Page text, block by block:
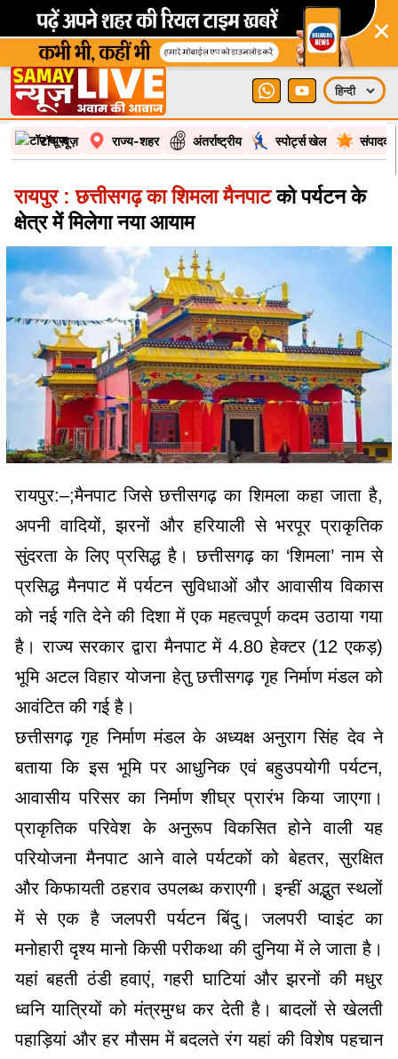
×
टॉप न्यूज़ राज्य-शहर अंतर्राष्ट्रीय स्पोर्ट्स खेल
रायपुर : छत्तीसगढ़ का शिमला मैनपाटको पर्यटन के
क्षेत्र में मिलेगा नया आयाम
रायपुर:–;मैनपाट जिसे छत्तीसगढ़ का शिमला कहा जाता है,
अपनी वादियों, झरनों और हरियाली से भरपूर प्राकृतिक
सुंदरता के लिए प्रसिद्ध है। छत्तीसगढ़ का ‘शिमला’ नाम से
प्रसिद्ध मैनपाट में पर्यटन सुविधाओं और आवासीय विकास
को नई गति देने की दिशा में एक महत्वपूर्ण कदम उठाया गया
है। राज्य सरकार द्वारा मैनपाट में 4.80 हेक्टर (12 एकड़)
भूमि अटल विहार योजना हेतु छत्तीसगढ़ गृह निर्माण मंडल को
आवंटित की गई है।
छत्तीसगढ़ गृह निर्माण मंडल के अध्यक्ष अनुराग सिंह देव ने
बताया कि इस भूमि पर आधुनिक एवं बहुउपयोगी पर्यटन,
आवासीय परिसर का निर्माण शीघ्र प्रारंभ किया जाएगा।
प्राकृतिक परिवेश के अनुरूप विकसित होने वाली यह
परियोजना मैनपाट आने वाले पर्यटकों को बेहतर, सुरक्षित
और किफायती ठहराव उपलब्ध कराएगी। इन्हीं अद्भुत स्थलों
में से एक है जलपरी पर्यटन बिंदु। जलपरी प्वाइंट का
मनोहारी दृश्य मानो किसी परीकथा की दुनिया में ले जाता है।
यहां बहती ठंडी हवाएं, गहरी घाटियां और झरनों की मधुर
ध्वनि यात्रियों को मंत्रमुग्ध कर देती है। बादलों से खेलती
पहाड़ियां और हर मौसम में बदलते रंग यहां की विशेष पहचान